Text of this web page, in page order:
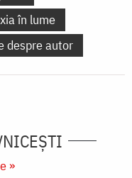
în lume
despre autor
»